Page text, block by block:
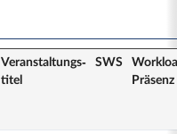
Veranstaltungs­
titel
SWS
Präsenz